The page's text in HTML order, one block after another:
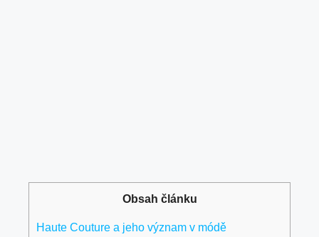
Obsah článku
Haute Couture a jeho význam v módě